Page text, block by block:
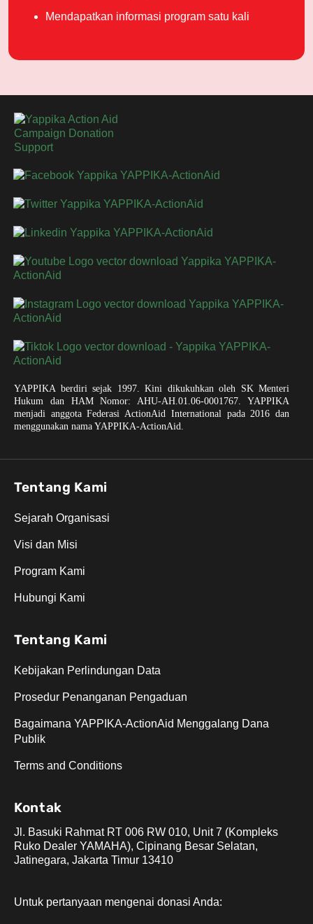
membuka lebih banyak kesempatan bagi anak-anak
Salam hangat,
Noeroel F. Rahmadania
Publish : Senin, 18 Mei 2026
Mendapatkan informasi program satu kali
YAPPIKA berdiri sejak 1997. Kini dikukuhkan oleh SK Menteri
Hukum dan HAM Nomor: AHU-AH.01.06-0001767. YAPPIKA
menjadi anggota Federasi ActionAid International pada 2016 dan
menggunakan nama YAPPIKA-ActionAid.
Tentang Kami
Sejarah Organisasi
Visi dan Misi
Program Kami
Hubungi Kami
Tentang Kami
Kebijakan Perlindungan Data
Prosedur Penanganan Pengaduan
Bagaimana YAPPIKA-­ActionAid Menggalang Dana
Publik
Terms and Conditions
Kontak
Jl. Basuki Rahmat RT 006 RW 010, Unit 7 (Kompleks
Ruko Dealer YAMAHA), Cipinang Besar Selatan,
Jatinegara, Jakarta Timur 13410
Untuk pertanyaan mengenai donasi Anda: